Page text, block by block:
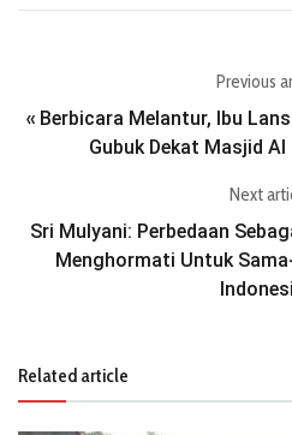
Previous
« Berbicara Melantur, Ibu
Gubuk Dekat Masjid
Next
Sri Mulyani: Perbedaan
Menghormati Untuk
Related article